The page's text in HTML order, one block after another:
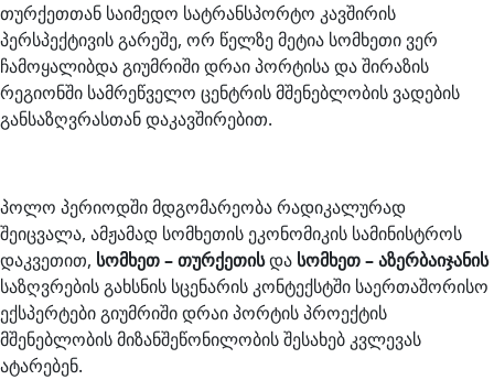
თურქეთთან საიმედო სატრანსპორტო კავშირის
პერსპექტივის გარეშე, ორ წელზე მეტია სომხეთი ვერ
ჩამოყალიბდა გიუმრიში დრაი პორტისა და შირაზის
რეგიონში სამრეწველო ცენტრის მშენებლობის ვადების
განსაზღვრასთან დაკავშირებით.
პოლო პერიოდში მდგომარეობა რადიკალურად
შეიცვალა, ამჟამად სომხეთის ეკონომიკის სამინისტროს
დაკვეთით, სომხეთ – თურქეთისდა სომხეთ – აზერბაიჯანის
საზღვრების გახსნის სცენარის კონტექსტში საერთაშორისო
ექსპერტები გიუმრიში დრაი პორტის პროექტის
მშენებლობის მიზანშეწონილობის შესახებ კვლევას
ატარებენ.